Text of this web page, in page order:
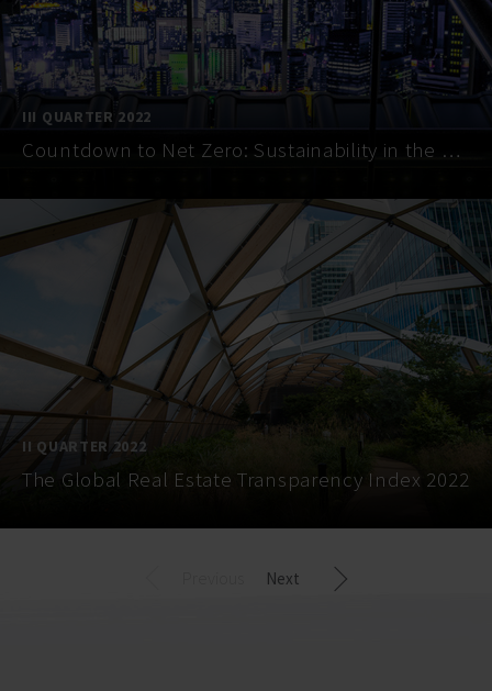
III QUARTER 2022
Countdown to Net Zero: Sustainability in the Data Centre Sector
II QUARTER 2022
The Global Real Estate Transparency Index 2022
Next